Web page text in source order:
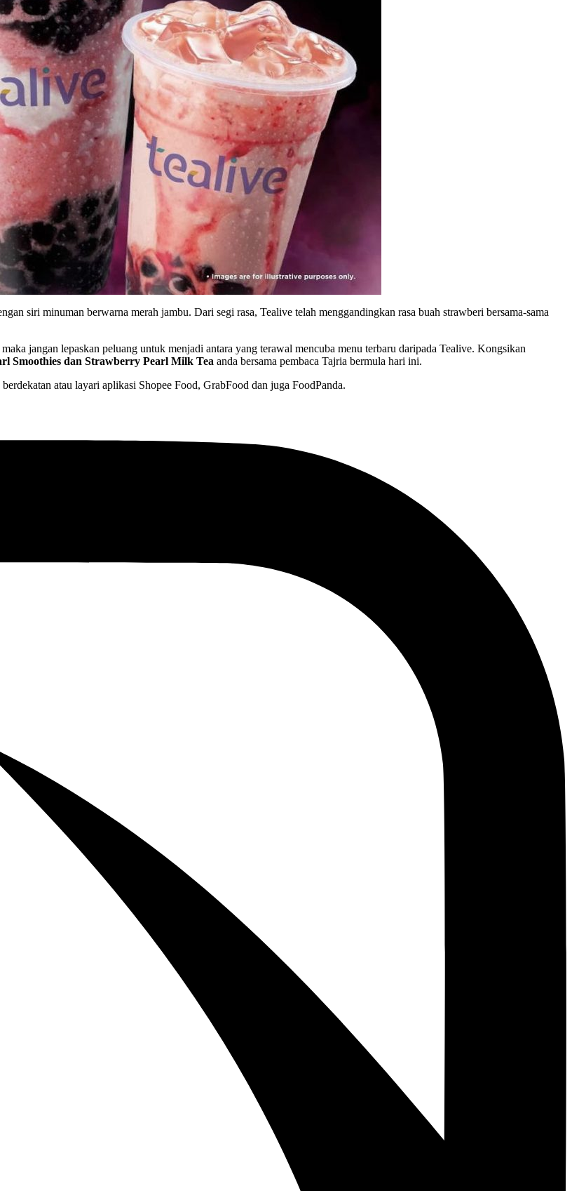
siri minuman berwarna merah jambu. Dari segi rasa, Tealive telah menggandingkan rasa buah strawberi bersama-sama
jangan lepaskan peluang untuk menjadi antara yang terawal mencuba menu terbaru daripada Tealive. Kongsikan
Smoothies dan Strawberry Pearl Milk Tea anda bersama pembaca Tajria bermula hari ini.
atau layari aplikasi Shopee Food, GrabFood dan juga FoodPanda.